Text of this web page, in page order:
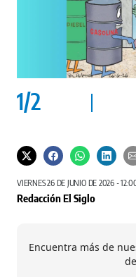
1/2
VIERNES 26 DE JUNIO DE 2026 -
Redacción El Siglo
Encuentra más de